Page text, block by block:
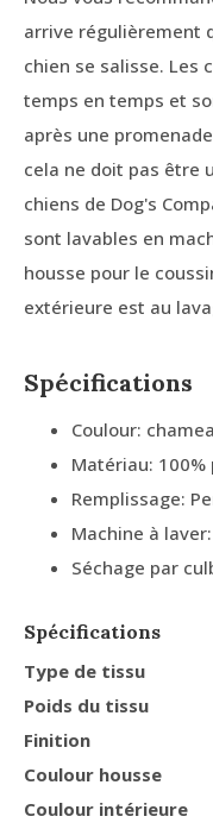
arrive régulièrement
chien se salisse. Les
temps en temps et
après une
cela ne doit pas être
chiens de Dog's
sont lavables en
housse pour le
extérieure est au
Spécifications
Coulour:
Matériau:
Remplissage:
Machine à
Séchage par
Spécifications
Type de tissu
Poids du tissu
Finition
Coulour housse
Coulour intérieure